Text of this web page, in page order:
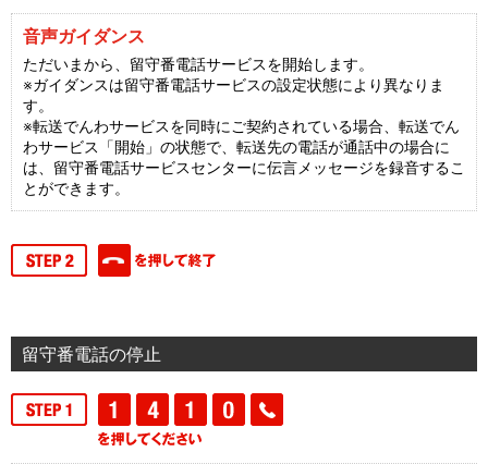
音声ガイダンス
ただいまから、留守番電話サービスを開始します。
※ガイダンスは留守番電話サービスの設定状態により異なりま
す。
※転送でんわサービスを同時にご契約されている場合、転送でん
わサービス「開始」の状態で、転送先の電話が通話中の場合に
は、留守番電話サービスセンターに伝言メッセージを録音するこ
とができます。
留守番電話の停止